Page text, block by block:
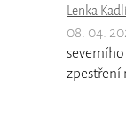
Lenka
08. 04.
zpestření